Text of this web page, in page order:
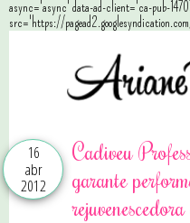
async='async' data-ad-client='ca-pub-
src='https://
16
abr
2012
Cadiveu
garante